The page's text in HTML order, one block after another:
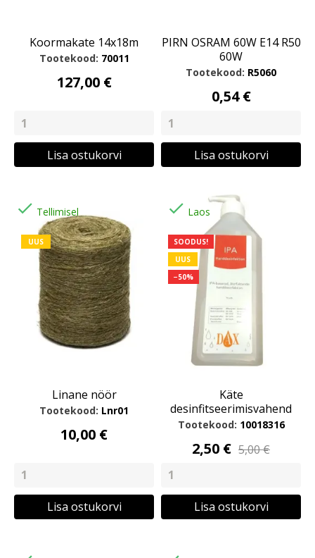
Koormakate 14x18m
Tootekood: 70011
127,00 €
Lisa ostukorvi
PIRN OSRAM 60W E14 R50
60W
Tootekood: R5060
0,54 €
Lisa ostukorvi
 Tellimisel
UUS
Linane nöör
Tootekood: Lnr01
10,00 €
Lisa ostukorvi
 Laos
SOODUS!
UUS
−50%
Käte
desinfitseerimisvahend
Tootekood: 10018316
2,50 € 5,00 €
Lisa ostukorvi